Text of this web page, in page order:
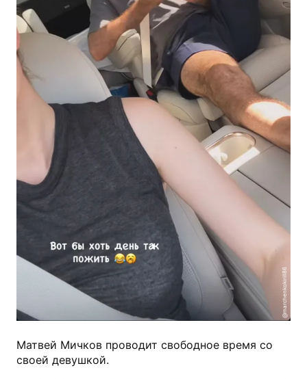
@marchenkokirill86
Матвей Мичков проводит свободное время со
своей девушкой.